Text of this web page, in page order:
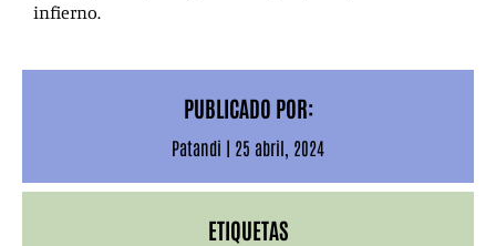
infierno.
PUBLICADO POR:
Patandi | 25 abril, 2024
ETIQUETAS